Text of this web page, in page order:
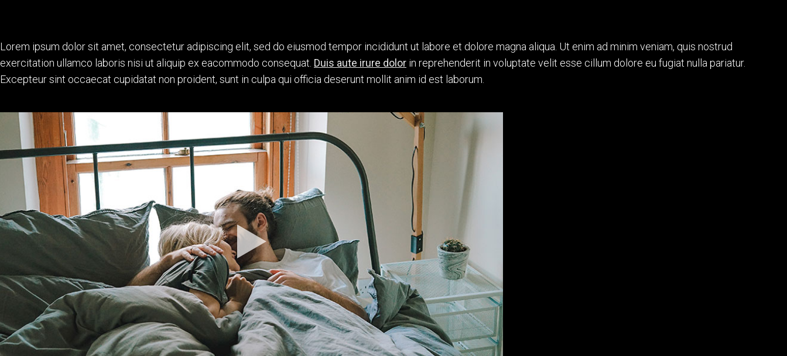
Lorem ipsum dolor sit amet, consectetur adipiscing elit, sed do eiusmod tempor incididunt ut labore et dolore magna aliqua. Ut enim ad minim veniam, quis nostrud
exercitation ullamco laboris nisi ut aliquip ex eacommodo consequat. Duis aute irure dolor in reprehenderit in voluptate velit esse cillum dolore eu fugiat nulla pariatur.
Excepteur sint occaecat cupidatat non proident, sunt in culpa qui officia deserunt mollit anim id est laborum.